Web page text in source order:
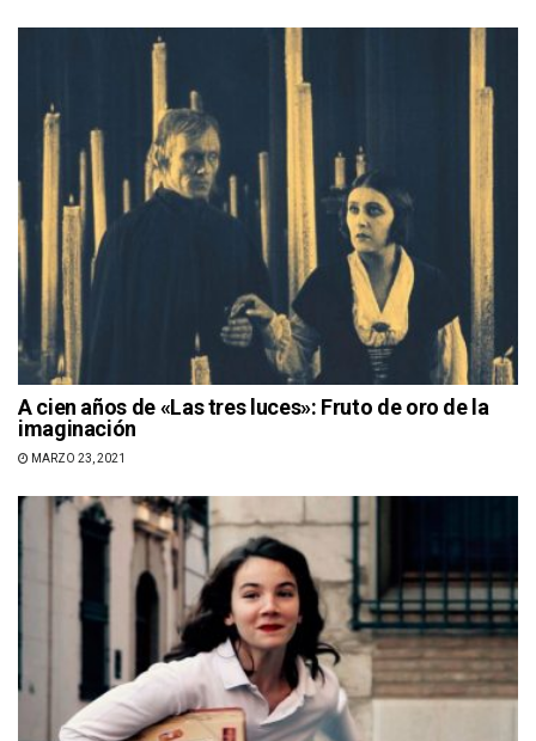
A cien años de «Las tres luces»: Fruto de oro de la
imaginación
MARZO 23, 2021